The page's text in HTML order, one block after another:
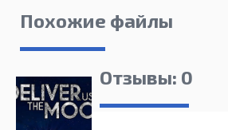
Похожие файлы
Отзывы: 0